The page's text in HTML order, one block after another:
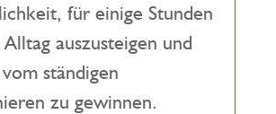
für einige Stunden
auszusteigen und
ständigen
zu gewinnen.